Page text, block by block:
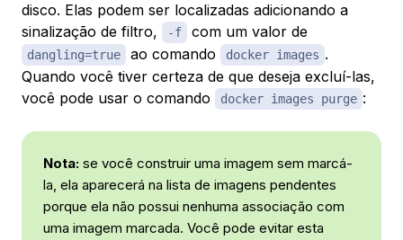
disco. Elas podem ser localizadas adicionando a
sinalização de filtro,
-f com um valor de
dangling=true ao comando docker images .
Quando você tiver certeza de que deseja excluí-las,
você pode usar o comando
docker images purge :
Nota: se você construir uma imagem sem marcá-
la, ela aparecerá na lista de imagens pendentes
porque ela não possui nenhuma associação com
uma imagem marcada. Você pode evitar esta